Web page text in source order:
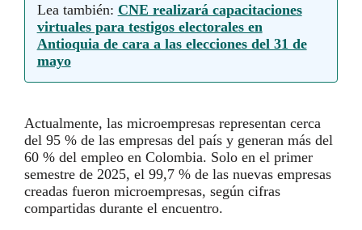
Lea también: CNE realizará capacitaciones
virtuales para testigos electorales en
Antioquia de cara a las elecciones del 31 de
mayo
Actualmente, las microempresas representan cerca
del 95 % de las empresas del país y generan más del
60 % del empleo en Colombia. Solo en el primer
semestre de 2025, el 99,7 % de las nuevas empresas
creadas fueron microempresas, según cifras
compartidas durante el encuentro.